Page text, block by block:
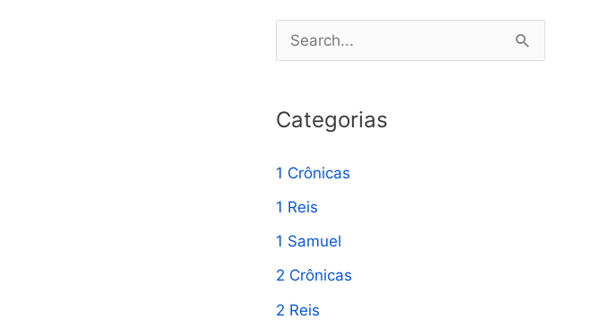
e
q
s
a
r
p
Categorias
1 Crônicas
1 Reis
1 Samuel
2 Crônicas
2 Reis